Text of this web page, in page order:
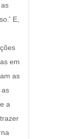
E,
em
as
as
a